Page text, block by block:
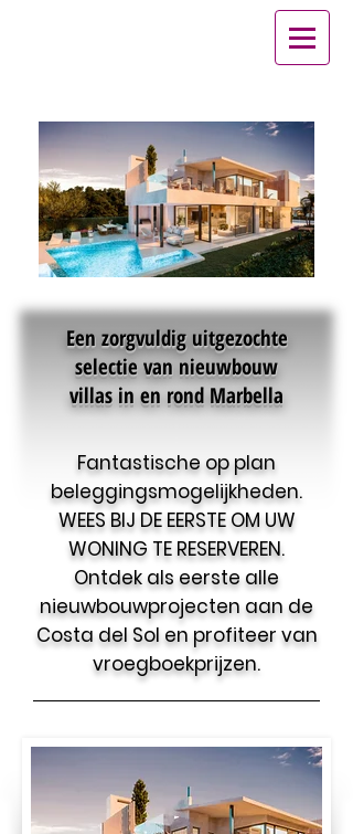
Een zorgvuldig uitgezochte
selectie van nieuwbouw
villas in en rond Marbella
Fantastische op plan
beleggingsmogelijkheden.
WEES BIJ DE EERSTE OM UW
WONING TE RESERVEREN.
Ontdek als eerste alle
nieuwbouwprojecten aan de
Costa del Sol en profiteer van
vroegboekprijzen.